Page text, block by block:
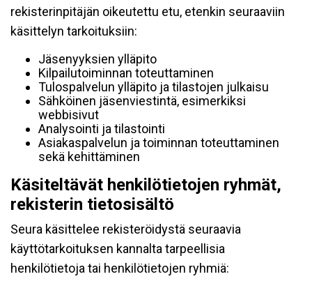
rekisterinpitäjän oikeutettu etu, etenkin seuraaviin
käsittelyn tarkoituksiin:
Jäsenyyksien ylläpito
Kilpailutoiminnan toteuttaminen
Tulospalvelun ylläpito ja tilastojen julkaisu
Sähköinen jäsenviestintä, esimerkiksi
webbisivut
Analysointi ja tilastointi
Asiakaspalvelun ja toiminnan toteuttaminen
sekä kehittäminen
Käsiteltävät henkilötietojen ryhmät,
rekisterin tietosisältö
Seura käsittelee rekisteröidystä seuraavia
käyttötarkoituksen kannalta tarpeellisia
henkilötietoja tai henkilötietojen ryhmiä: